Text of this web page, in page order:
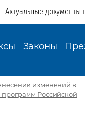
Актуальные документы
Законы
внесении изменений в
программ Российской